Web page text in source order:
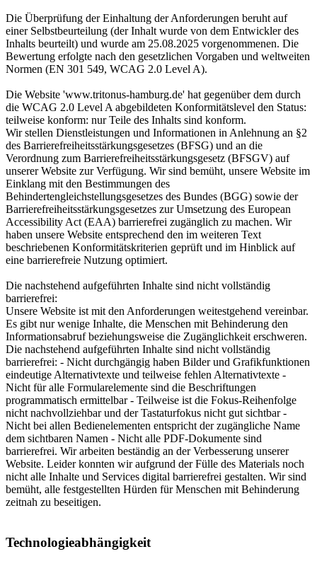
Die Überprüfung der Einhaltung der Anforderungen beruht auf
einer Selbstbeurteilung (der Inhalt wurde von dem Entwickler des
Inhalts beurteilt) und wurde am 25.08.2025 vorgenommenen. Die
Bewertung erfolgte nach den gesetzlichen Vorgaben und weltweiten
Normen (EN 301 549, WCAG 2.0 Level A).
Die Website 'www.tritonus-hamburg.de' hat gegenüber dem durch
die WCAG 2.0 Level A abgebildeten Konformitätslevel den Status:
teilweise konform: nur Teile des Inhalts sind konform.
Wir stellen Dienstleistungen und Informationen in Anlehnung an §2
des Barrierefreiheitsstärkungsgesetzes (BFSG) und an die
Verordnung zum Barrierefreiheitsstärkungsgesetz (BFSGV) auf
unserer Website zur Verfügung. Wir sind bemüht, unsere Website im
Einklang mit den Bestimmungen des
Behindertengleichstellungsgesetzes des Bundes (BGG) sowie der
Barrierefreiheitsstärkungsgesetzes zur Umsetzung des European
Accessibility Act (EAA) barrierefrei zugänglich zu machen. Wir
haben unsere Website entsprechend den im weiteren Text
beschriebenen Konformitätskriterien geprüft und im Hinblick auf
eine barrierefreie Nutzung optimiert.
Die nachstehend aufgeführten Inhalte sind nicht vollständig
barrierefrei:
Unsere Website ist mit den Anforderungen weitestgehend vereinbar.
Es gibt nur wenige Inhalte, die Menschen mit Behinderung den
Informationsabruf beziehungsweise die Zugänglichkeit erschweren.
Die nachstehend aufgeführten Inhalte sind nicht vollständig
barrierefrei: - Nicht durchgängig haben Bilder und Grafikfunktionen
eindeutige Alternativtexte und teilweise fehlen Alternativtexte -
Nicht für alle Formularelemente sind die Beschriftungen
programmatisch ermittelbar - Teilweise ist die Fokus-Reihenfolge
nicht nachvollziehbar und der Tastaturfokus nicht gut sichtbar -
Nicht bei allen Bedienelementen entspricht der zugängliche Name
dem sichtbaren Namen - Nicht alle PDF-Dokumente sind
barrierefrei. Wir arbeiten beständig an der Verbesserung unserer
Website. Leider konnten wir aufgrund der Fülle des Materials noch
nicht alle Inhalte und Services digital barrierefrei gestalten. Wir sind
bemüht, alle festgestellten Hürden für Menschen mit Behinderung
zeitnah zu beseitigen.
Technologieabhängigkeit